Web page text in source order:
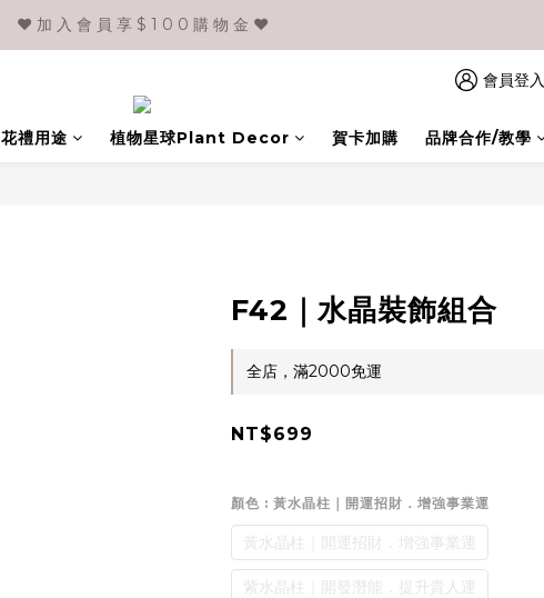
❤️ 加 入 會 員 享 $ 1 0 0 購 物 金 ❤️
會員登入
花禮用途 植物星球Plant Decor 賀卡加購 品牌合作/教學
F42｜水晶裝飾組合
全店，滿2000免運
NT$699
顏色 : 黃水晶柱｜開運招財．增強事業運
黃水晶柱｜開運招財．增強事業運
紫水晶柱｜開發潛能．提升貴人運